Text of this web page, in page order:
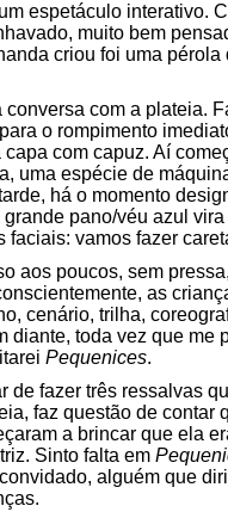
espetáculo interativo.
muito bem
criou foi uma pérola
com a plateia.
o rompimento
com capuz. Aí
uma espécie de
há o momento
pano/véu azul
faciais: vamos fazer
aos poucos, sem
as
cenário, trilha,
diante, toda vez que
Pequenices.
de fazer três ressalvas
faz questão de contar
a brincar que ela
Sinto falta em
alguém que